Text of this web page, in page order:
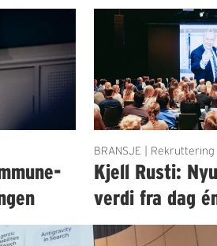
BRANSJE | Rekruttering
Kjell Rusti:
verdi fra dag